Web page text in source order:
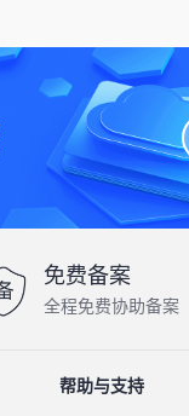
免费备案
全程免费协助备案
帮助与支持